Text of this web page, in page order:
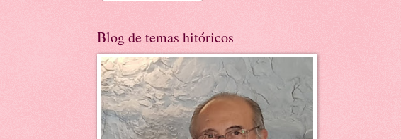
Blog de temas hitóricos